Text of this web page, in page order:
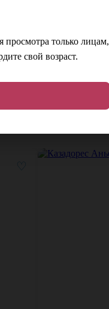
♡
просмотра только лицам,
свой возраст.